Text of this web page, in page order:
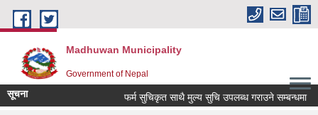
Skip to main content
Madhuwan Municipality
Government of Nepal
सूचना फर्म सुचिकृत साथै मुल्य सुचि उपलब्ध गराउने सम्बन्धमा